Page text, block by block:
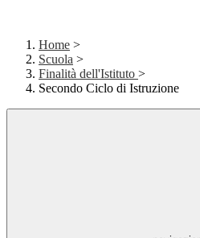
Home >
Scuola >
Finalità dell'Istituto >
Secondo Ciclo di Istruzione